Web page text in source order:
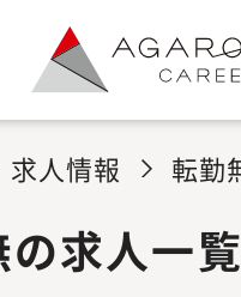
求人情報 転勤
求人一